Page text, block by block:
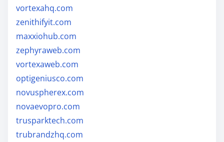
vortexahq.com
zenithifyit.com
maxxiohub.com
zephyraweb.com
vortexaweb.com
optigeniusco.com
novuspherex.com
novaevopro.com
trusparktech.com
trubrandzhq.com